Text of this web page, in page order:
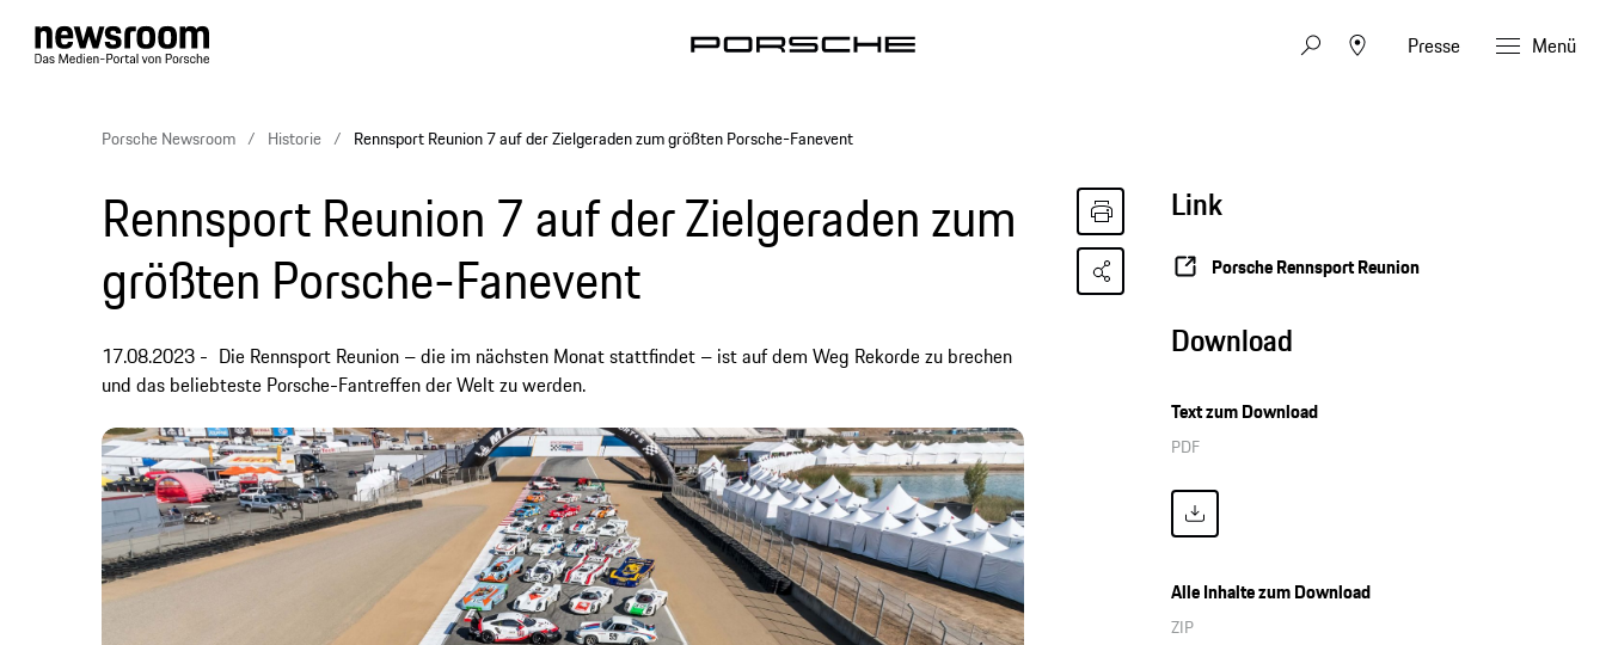
Presse Menü
Porsche Newsroom Historie Rennsport Reunion 7 auf der Zielgeraden zum größten Porsche-Fanevent
Rennsport Reunion 7 auf der Zielgeraden zum
größten Porsche-Fanevent
17.08.2023
Die Rennsport Reunion – die im nächsten Monat stattfindet – ist auf dem Weg Rekorde zu brechen
und das beliebteste Porsche-Fantreffen der Welt zu werden.
Link
Porsche Rennsport Reunion
Download
Text zum Download
PDF
Alle Inhalte zum Download
ZIP